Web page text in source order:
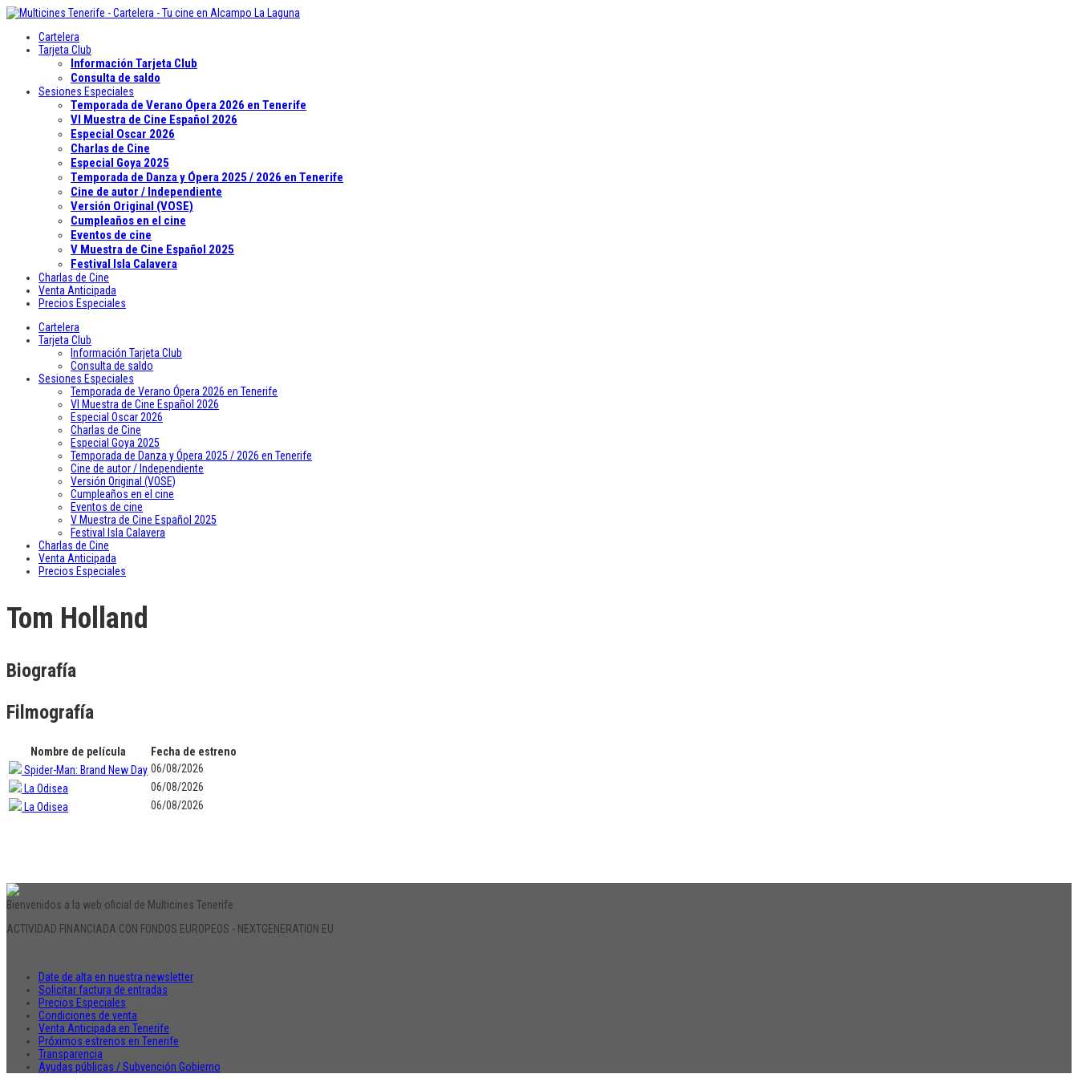
Cartelera
Tarjeta Club
Información Tarjeta Club
Consulta de saldo
Sesiones Especiales
Temporada de Verano Ópera 2026 en Tenerife
VI Muestra de Cine Español 2026
Especial Oscar 2026
Charlas de Cine
Especial Goya 2025
Temporada de Danza y Ópera 2025 / 2026 en Tenerife
Cine de autor / Independiente
Versión Original (VOSE)
Cumpleaños en el cine
Eventos de cine
V Muestra de Cine Español 2025
Festival Isla Calavera
Charlas de Cine
Venta Anticipada
Precios Especiales
Cartelera
Tarjeta Club
Información Tarjeta Club
Consulta de saldo
Sesiones Especiales
Temporada de Verano Ópera 2026 en Tenerife
VI Muestra de Cine Español 2026
Especial Oscar 2026
Charlas de Cine
Especial Goya 2025
Temporada de Danza y Ópera 2025 / 2026 en Tenerife
Cine de autor / Independiente
Versión Original (VOSE)
Cumpleaños en el cine
Eventos de cine
V Muestra de Cine Español 2025
Festival Isla Calavera
Charlas de Cine
Venta Anticipada
Precios Especiales
Tom Holland
Biografía
Filmografía
Nombre de película
Fecha de estreno
Spider-Man: Brand New Day 06/08/2026
La Odisea
06/08/2026
La Odisea
06/08/2026
Bienvenidos a la web oficial de Multicines Tenerife
ACTIVIDAD FINANCIADA CON FONDOS EUROPEOS - NEXTGENERATION EU
Date de alta en nuestra newsletter
Solicitar factura de entradas
Precios Especiales
Condiciones de venta
Venta Anticipada en Tenerife
Próximos estrenos en Tenerife
Transparencia
Ayudas públicas / Subvención Gobierno